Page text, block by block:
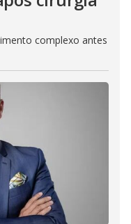
complexo antes